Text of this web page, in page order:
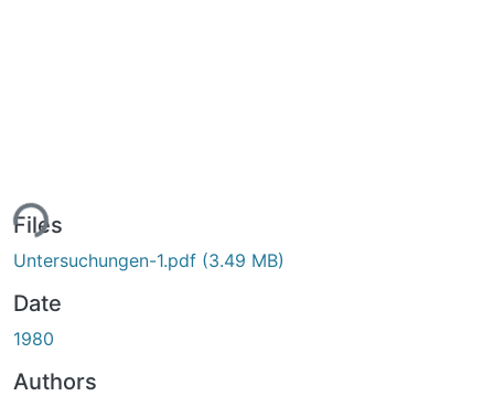
Files
Untersuchungen-1.pdf (3.49 MB)
Date
1980
Authors